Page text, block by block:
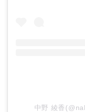
中野 綾香